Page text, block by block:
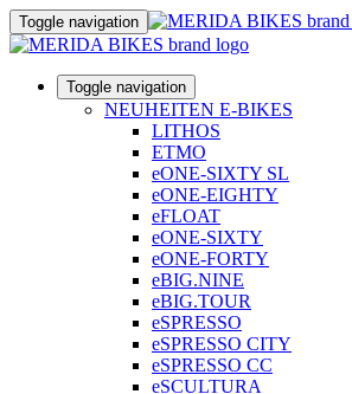
Toggle navigation
Toggle navigation
NEUHEITEN E-BIKES
LITHOS
ETMO
eONE-SIXTY SL
eONE-EIGHTY
eFLOAT
eONE-SIXTY
eONE-FORTY
eBIG.NINE
eBIG.TOUR
eSPRESSO
eSPRESSO CITY
eSPRESSO CC
eSCULTURA